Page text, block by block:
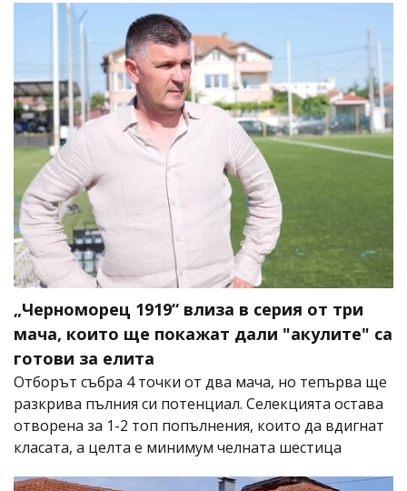
„Черноморец 1919“ влиза в серия от три
мача, които ще покажат дали "акулите" са
готови за елита
Отборът събра 4 точки от два мача, но тепърва ще
разкрива пълния си потенциал. Селекцията остава
отворена за 1-2 топ попълнения, които да вдигнат
класата, а целта е минимум челната шестица